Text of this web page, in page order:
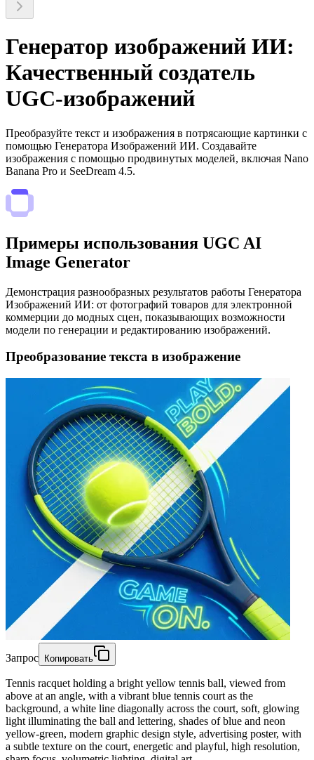
Генератор изображений ИИ:
Качественный создатель
UGC-изображений
Преобразуйте текст и изображения в потрясающие картинки с
помощью Генератора Изображений ИИ. Создавайте
изображения с помощью продвинутых моделей, включая Nano
Banana Pro и SeeDream 4.5.
Примеры использования UGC AI
Image Generator
Демонстрация разнообразных результатов работы Генератора
Изображений ИИ: от фотографий товаров для электронной
коммерции до модных сцен, показывающих возможности
модели по генерации и редактированию изображений.
Преобразование текста в изображение
Запрос Копировать
Tennis racquet holding a bright yellow tennis ball, viewed from
above at an angle, with a vibrant blue tennis court as the
background, a white line diagonally across the court, soft, glowing
light illuminating the ball and lettering, shades of blue and neon
yellow-green, modern graphic design style, advertising poster, with
a subtle texture on the court, energetic and playful, high resolution,